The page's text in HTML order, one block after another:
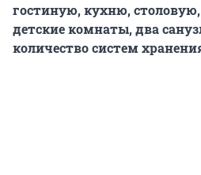
гостиную, кухню,
детские комнаты, два
количество систем